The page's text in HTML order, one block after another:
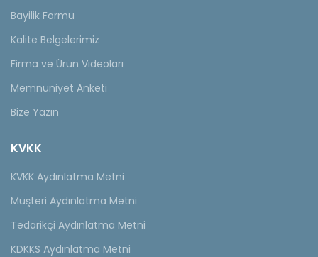
Bayilik Formu
Kalite Belgelerimiz
Firma ve Ürün Videoları
Memnuniyet Anketi
Bize Yazın
KVKK
KVKK Aydınlatma Metni
Müşteri Aydınlatma Metni
Tedarikçi Aydınlatma Metni
KDKKS Aydınlatma Metni